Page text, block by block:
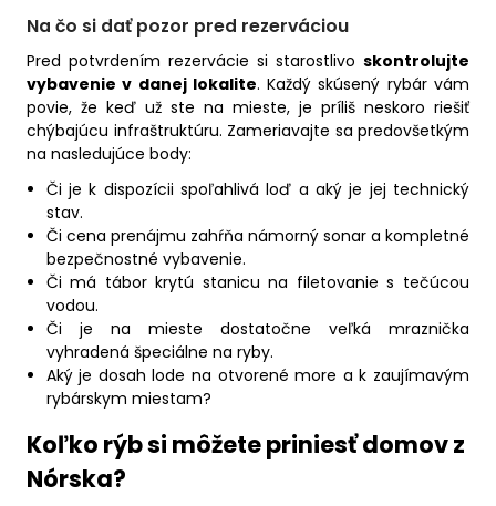
Na čo si dať pozor pred rezerváciou
Pred potvrdením rezervácie si starostlivo skontrolujte
vybavenie v danej lokalite. Každý skúsený rybár vám
povie, že keď už ste na mieste, je príliš neskoro riešiť
chýbajúcu infraštruktúru. Zameriavajte sa predovšetkým
na nasledujúce body:
Či je k dispozícii spoľahlivá loď a aký je jej technický
stav.
Či cena prenájmu zahŕňa námorný sonar a kompletné
bezpečnostné vybavenie.
Či má tábor krytú stanicu na filetovanie s tečúcou
vodou.
Či je na mieste dostatočne veľká mraznička
vyhradená špeciálne na ryby.
Aký je dosah lode na otvorené more a k zaujímavým
rybárskym miestam?
Koľko rýb si môžete priniesť domov z
Nórska?